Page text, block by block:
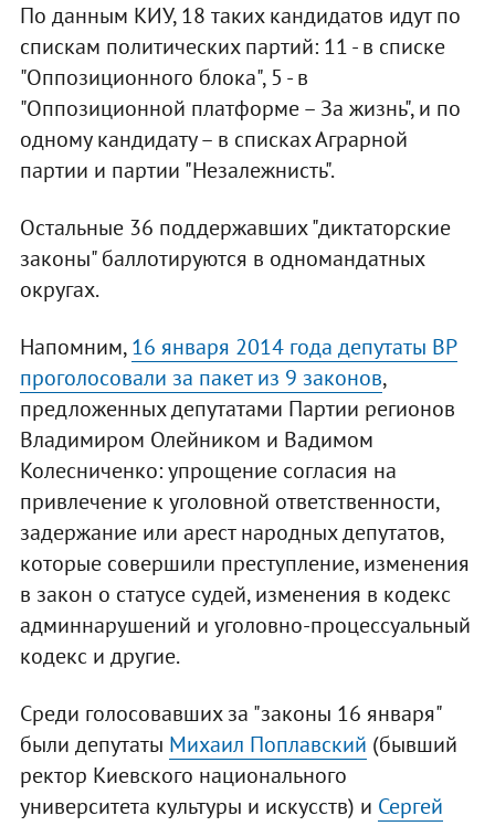
По данным КИУ, 18 таких кандидатов идут по
спискам политических партий: 11 - в списке
"Оппозиционного блока", 5 - в
"Оппозиционной платформе – За жизнь", и по
одному кандидату – в списках Аграрной
партии и партии "Незалежнисть".
Остальные 36 поддержавших "диктаторские
законы" баллотируются в одномандатных
округах.
Напомним,16 января 2014 года депутаты ВР
проголосовали за пакет из 9 законов,
предложенных депутатами Партии регионов
Владимиром Олейником и Вадимом
Колесниченко: упрощение согласия на
привлечение к уголовной ответственности,
задержание или арест народных депутатов,
которые совершили преступление, изменения
в закон о статусе судей, изменения в кодекс
админнарушений и уголовно-процессуальный
кодекс и другие.
Среди голосовавших за "законы 16 января"
были депутаты Михаил Поплавский (бывший
ректор Киевского национального
университета культуры и искусств) и Сергей